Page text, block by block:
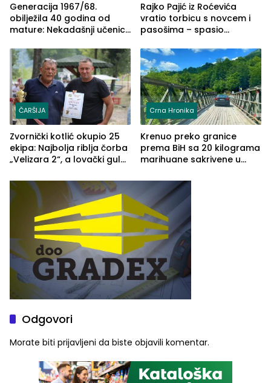
Generacija 1967/68.
obilježila 40 godina od
mature: Nekadašnji učenici
(FOTO)
Rajko Pajić iz Roćevića
vratio torbicu s novcem i
pasošima – spasio
Grčkoj
ČARŠIJA
Zvornički kotlić okupio 25
ekipa: Najbolja riblja čorba
„Velizara 2“, a lovački gulaš
Crna Hronika
Krenuo preko granice
prema BiH sa 20 kilograma
marihuane sakrivene u
Odgovori
Morate biti prijavljeni da biste objavili komentar.